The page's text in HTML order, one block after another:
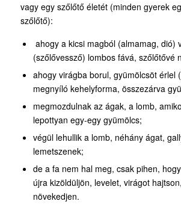
vagy egy szőlőtő életét (minden gyerek
szőlőtő):
ahogy a kicsi magból (almamag, dió)
(szőlővessző) lombos fává, szőlőtővé
ahogy virágba borul, gyümölcsöt érlel
megnyíló kehelyforma, összezárva
megmozdulnak az ágak, a lomb,
lepottyan egy-egy gyümölcs;
végül lehullik a lomb, néhány ágat,
lemetszenek;
de a fa nem hal meg, csak pihen,
újra kizöldüljön, levelet, virágot
növekedjen.